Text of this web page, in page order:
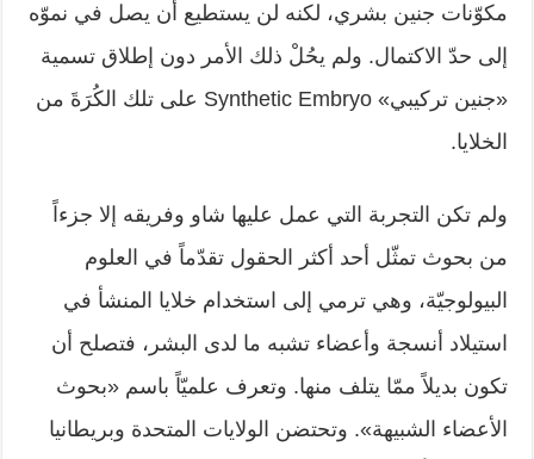
مكوّنات جنين بشري، لكنه لن يستطيع أن يصل في نموّه
إلى حدّ الاكتمال. ولم يحُلْ ذلك الأمر دون إطلاق تسمية
«جنين تركيبي» Synthetic Embryo على تلك الكُرَةَ من
الخلايا.
ولم تكن التجربة التي عمل عليها شاو وفريقه إلا جزءاً
من بحوث تمثّل أحد أكثر الحقول تقدّماً في العلوم
البيولوجيّة، وهي ترمي إلى استخدام خلايا المنشأ في
استيلاد أنسجة وأعضاء تشبه ما لدى البشر، فتصلح أن
تكون بديلاً ممّا يتلف منها. وتعرف علميّاً باسم «بحوث
الأعضاء الشبيهة». وتحتضن الولايات المتحدة وبريطانيا